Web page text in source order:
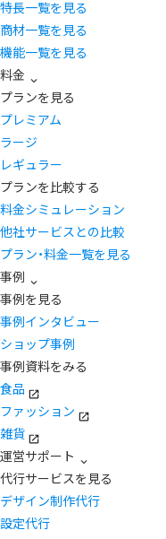
特長一覧を見る
商材一覧を見る
機能一覧を見る
料金
プランを見る
プレミアム
ラージ
レギュラー
プランを比較する
料金シミュレーション
他社サービスとの比較
プラン・料金一覧を見る
事例
事例を見る
事例インタビュー
ショップ事例
事例資料をみる
食品
ファッション
雑貨
運営サポート
代行サービスを見る
デザイン制作代行
設定代行